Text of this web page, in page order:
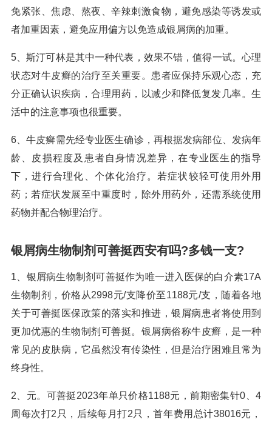
免紧张、焦虑、熬夜、辛辣刺激食物，避免感染等诱发或
者加重因素，避免应用偏方以免造成银屑病的加重。
5、斯汀可林是其中一种代表，效果不错，值得一试。心理
状态对牛皮癣的治疗至关重要。患者应保持乐观心态，充
分正确认识疾病，合理用药，以减少和降低复发几率。生
活中的注意事项也很重要。
6、牛皮癣需先经专业医生确诊，再根据发病部位、发病年
龄、皮损程度及患者自身情况差异，在专业医生的指导
下，进行合理化、个体化治疗。若症状较轻可使用外用
药；若症状发展至中重度时，除外用药外，还需系统使用
药物并配合物理治疗。
银屑病生物制剂可善挺西安有吗?多钱一支?
1、银屑病生物制剂可善挺作为唯一进入医保的白介素17A
生物制剂，价格从2998元/支降价至1188元/支，随着各地
关于可善挺医保政策的落实和推进，银屑病患者将使用到
更加优惠的生物制剂可善挺。银屑病俗称牛皮癣，是一种
常见的皮肤病，它虽然没有传染性，但是治疗困难且常为
终身性。
2、元。可善挺2023年单只价格1188元，前期密集针0、4
周每次打2只，后续每月打2只，首年费用总计38016元，